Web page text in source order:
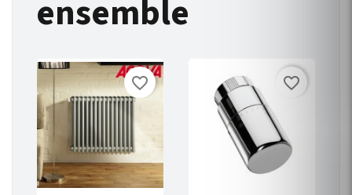
ensemble
favorite_border favorite_border